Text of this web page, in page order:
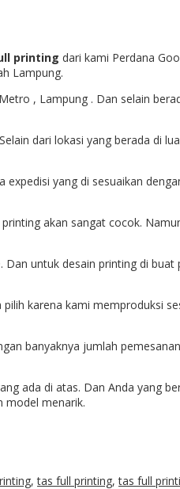
printing dari kami Perdana
Lampung.
, Lampung . Dan selain
dari lokasi yang berada di
yang di sesuaikan
akan sangat cocok.
untuk desain printing di buat
karena kami memproduksi
banyaknya jumlah
ada di atas. Dan Anda yang
model menarik.
,tas full printing,tas full